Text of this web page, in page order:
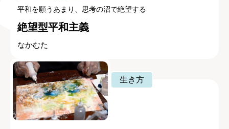
平和を願うあまり、思考の沼で絶望する
絶望型平和主義
なかむた
生き方